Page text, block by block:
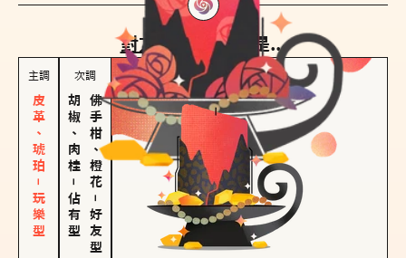
對方的主調蠟燭是...
主調
皮革、琥珀－玩樂型
次調
胡椒、肉桂
－
佔有型
佛手柑、橙花
－
好友型